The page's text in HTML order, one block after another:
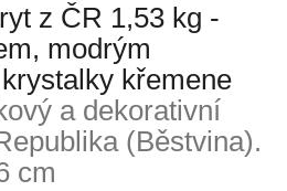
z ČR 1,53 kg -
modrým
křemene
a dekorativní
(Běstvina).
cm